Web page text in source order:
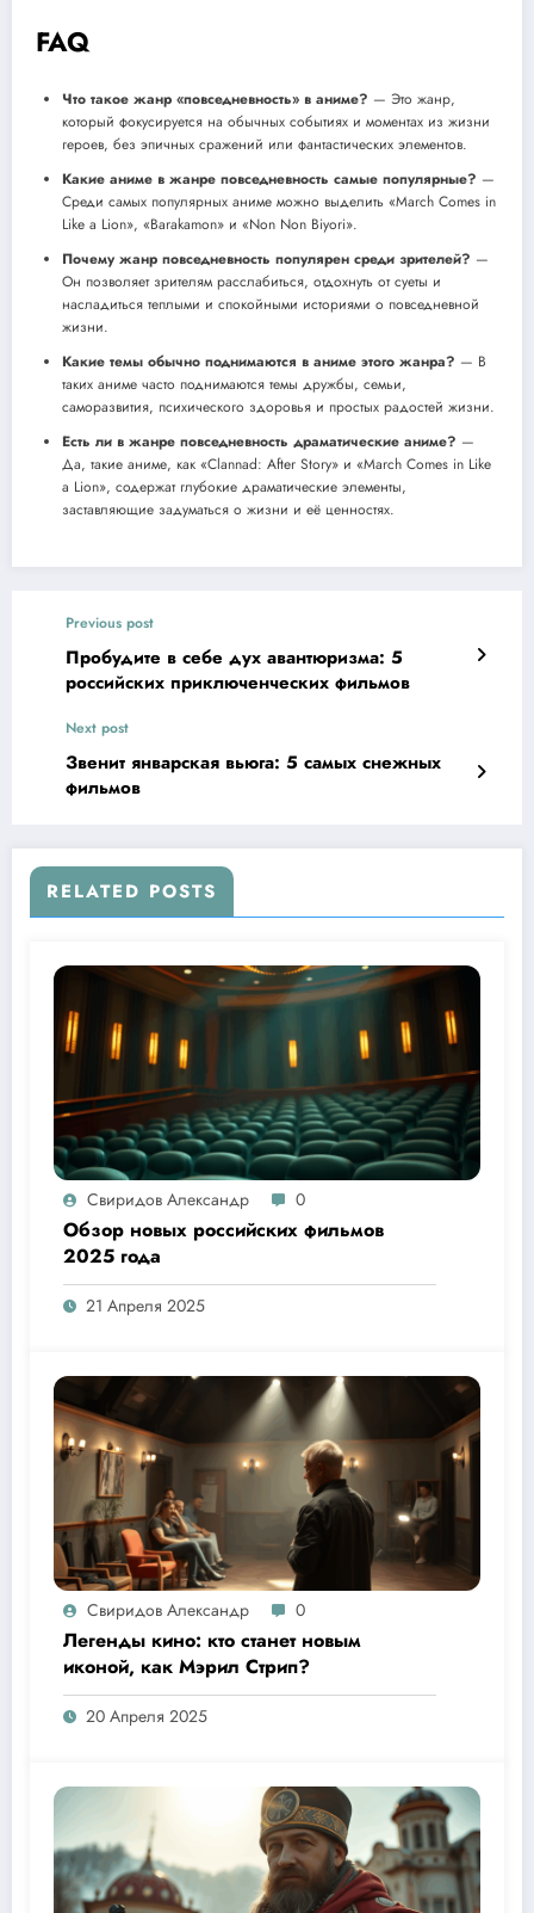
FAQ
Что такое жанр «повседневность» в аниме? — Это жанр,
который фокусируется на обычных событиях и моментах из жизни
героев, без эпичных сражений или фантастических элементов.
Какие аниме в жанре повседневность самые популярные? —
Среди самых популярных аниме можно выделить «March Comes in
Like a Lion», «Barakamon» и «Non Non Biyori».
Почему жанр повседневность популярен среди зрителей? —
Он позволяет зрителям расслабиться, отдохнуть от суеты и
насладиться теплыми и спокойными историями о повседневной
жизни.
Какие темы обычно поднимаются в аниме этого жанра? — В
таких аниме часто поднимаются темы дружбы, семьи,
саморазвития, психического здоровья и простых радостей жизни.
Есть ли в жанре повседневность драматические аниме? —
Да, такие аниме, как «Clannad: After Story» и «March Comes in Like
a Lion», содержат глубокие драматические элементы,
заставляющие задуматься о жизни и её ценностях.
Previous post
Пробудите в себе дух авантюризма: 5
российских приключенческих фильмов
Next post
Звенит январская вьюга: 5 самых снежных
фильмов
RELATED POSTS
Свиридов Александр 0
Обзор новых российских фильмов
2025 года
21 Апреля 2025
Свиридов Александр 0
Легенды кино: кто станет новым
иконой, как Мэрил Стрип?
20 Апреля 2025